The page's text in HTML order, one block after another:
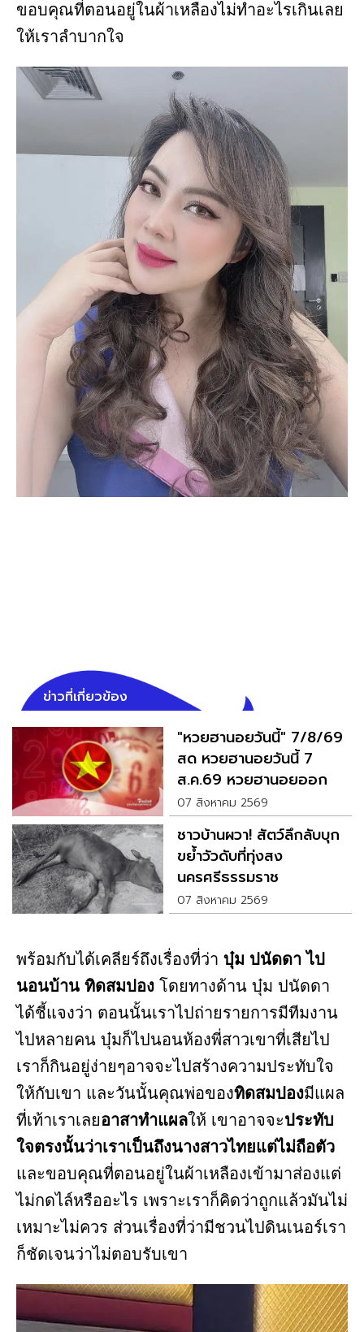
ขอบคุณที่ตอนอยู่ในผ้าเหลืองไม่ทำอะไรเกินเลย
ให้เราลำบากใจ
ข่าวที่เกี่ยวข้อง
"หวยฮานอยวันนี้" 7/8/69
สด หวยฮานอยวันนี้ 7
ส.ค.69 หวยฮานอยออก
อะไร
07 สิงหาคม 2569
ชาวบ้านผวา! สัตว์ลึกลับบุก
ขย้ำวัวดับที่ทุ่งสง
นครศรีธรรมราช
07 สิงหาคม 2569
พร้อมกับได้เคลียร์ถึงเรื่องที่ว่า บุ๋ม ปนัดดา ไป
นอนบ้าน ทิดสมปอง โดยทางด้าน บุ๋ม ปนัดดา
ได้ชี้แจงว่า ตอนนั้นเราไปถ่ายรายการมีทีมงาน
ไปหลายคน บุ๋มก็ไปนอนห้องพี่สาวเขาที่เสียไป
เราก็กินอยู่ง่ายๆอาจจะไปสร้างความประทับใจ
ให้กับเขา และวันนั้นคุณพ่อของทิดสมปองมีแผล
ที่เท้าเราเลยอาสาทำแผลให้ เขาอาจจะประทับ
ใจตรงนั้นว่าเราเป็นถึงนางสาวไทยแต่ไม่ถือตัว
และขอบคุณที่ตอนอยู่ในผ้าเหลืองเข้ามาส่องแต่
ไม่กดไล์หรืออะไร เพราะเราก็คิดว่าถูกแล้วมันไม่
เหมาะไม่ควร ส่วนเรื่องที่ว่ามีชวนไปดินเนอร์เรา
ก็ชัดเจนว่าไม่ตอบรับเขา